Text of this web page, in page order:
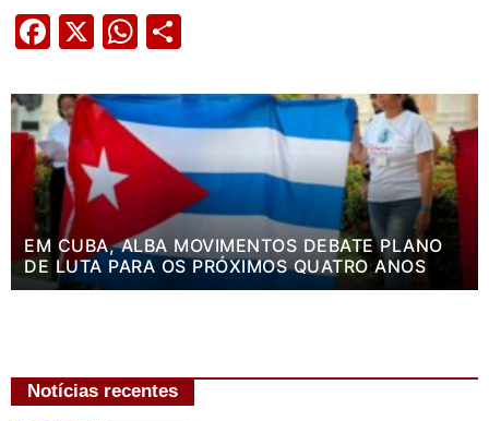
Facebook
X WhatsApp
EM CUBA, ALBA MOVIMENTOS DEBATE PLANO
DE LUTA PARA OS PRÓXIMOS QUATRO ANOS
Notícias recentes